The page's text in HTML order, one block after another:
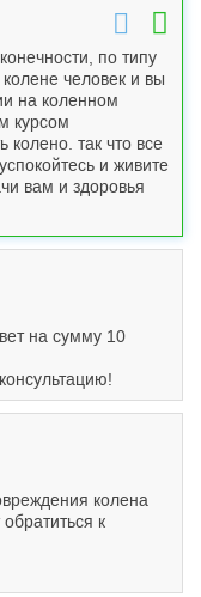
по типу
колене человек и вы
на коленном
курсом
колено. так что все
и живите
вам и здоровья
на сумму 10
колена
к